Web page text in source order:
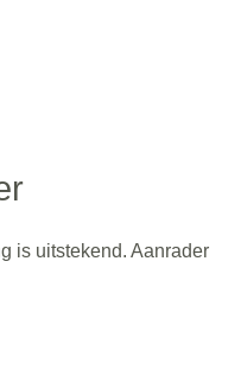
is uitstekend. Aanrader